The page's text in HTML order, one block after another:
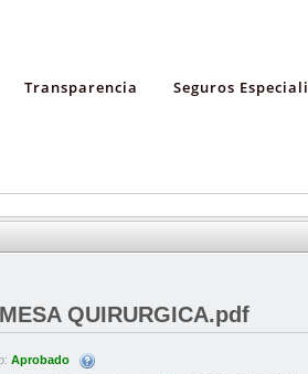
Transparencia Seguros
QUIRURGICA.pdf
Aprobado